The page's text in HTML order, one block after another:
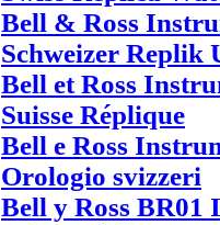
Bell & Ross
Schweizer Replik
Bell et Ross
Suisse Réplique
Bell e Ross
Orologio svizzeri
Bell y Ross BR01